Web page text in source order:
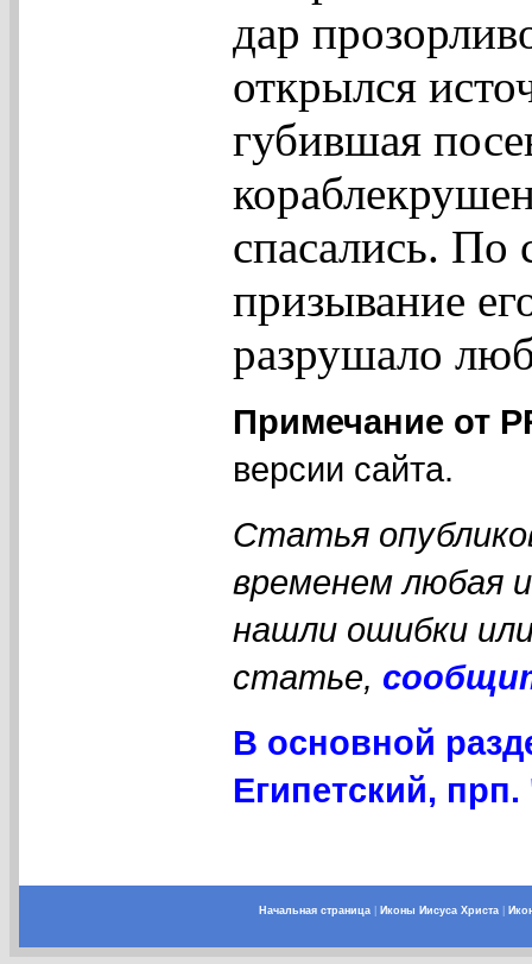
дар
открылся
губившая
спасались. По
призывание
разрушало
Примечание от
версии сайта.
Статья
временем любая
нашли ошибки
статье,
В основной
Египетский, прп.
Начальная страница| Иконы Иисуса Христа|